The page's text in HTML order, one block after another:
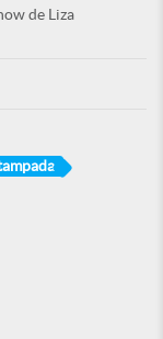
de Liza